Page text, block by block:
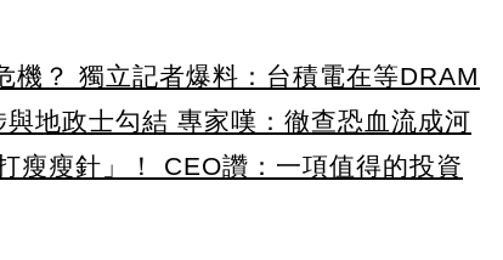
機？ 獨立記者爆料：台積電在等DRAM
地政士勾結 專家嘆：徹查恐血流成河
瘦瘦針」！ CEO讚：一項值得的投資